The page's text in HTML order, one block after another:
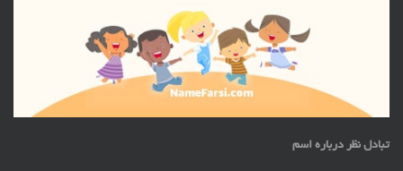
تبادل نظر درباره اسم